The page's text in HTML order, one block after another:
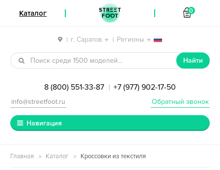
| г. Саратов | Регионы
Перейти к навигации
Перейти к содержимому
Найти
8 (800) 551-33-87 | +7 (977) 902-17-50
Обратный звонок
info@streetfoot.ru
Навигация
Главная Каталог Кроссовки из текстиля
Каталог STREET
FOOT
0